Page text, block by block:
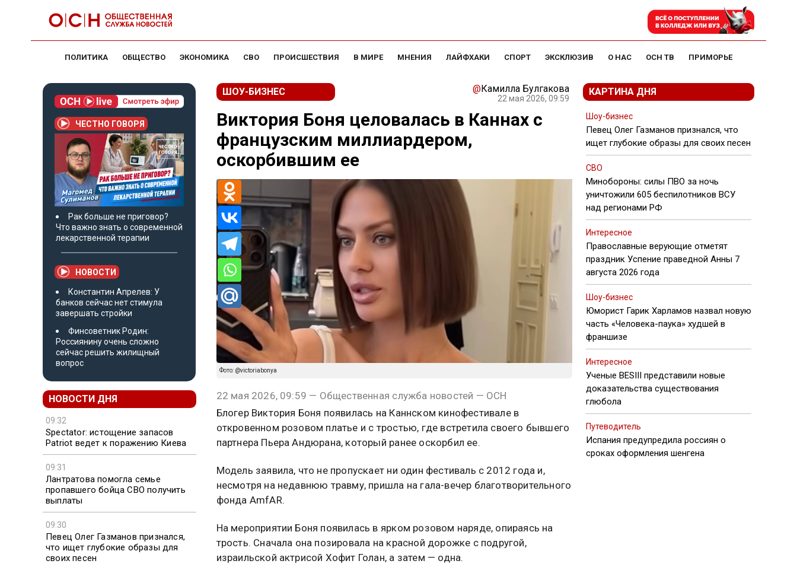
ПОЛИТИКА ОБЩЕСТВО ЭКОНОМИКА СВО ПРОИСШЕСТВИЯ В МИРЕ МНЕНИЯ ЛАЙФХАКИ СПОРТ ЭКСКЛЮЗИВ О НАС ОСН ТВ ПРИМОРЬЕ
ЧЕСТНО ГОВОРЯ
Рак больше не приговор?
Что важно знать о современной
лекарственной терапии
НОВОСТИ
Константин Апрелев: У
банков сейчас нет стимула
завершать стройки
Финсоветник Родин:
Россиянину очень сложно
сейчас решить жилищный
вопрос
НОВОСТИ ДНЯ
09:32
Spectator: истощение запасов
Patriot ведет к поражению Киева
09:31
Лантратова помогла семье
пропавшего бойца СВО получить
выплаты
09:30
Певец Олег Газманов признался,
что ищет глубокие образы для
своих песен
ШОУ-БИЗНЕС @Камилла Булгакова
22 мая 2026, 09:59
Виктория Боня целовалась в Каннах с
французским миллиардером,
оскорбившим ее
Фото: @victoriabonya
22 мая 2026, 09:59 — Общественная служба новостей — ОСН
Блогер Виктория Боня появилась на Каннском кинофестивале в
откровенном розовом платье и с тростью, где встретила своего бывшего
партнера Пьера Андюрана, который ранее оскорбил ее.
Модель заявила, что не пропускает ни один фестиваль с 2012 года и,
несмотря на недавнюю травму, пришла на гала-вечер благотворительного
фонда AmfAR.
На мероприятии Боня появилась в ярком розовом наряде, опираясь на
трость. Сначала она позировала на красной дорожке с подругой,
израильской актрисой Хофит Голан, а затем — одна.
КАРТИНА ДНЯ
Шоу-бизнес
Певец Олег Газманов признался, что
ищет глубокие образы для своих песен
СВО
Минобороны: силы ПВО за ночь
уничтожили 605 беспилотников ВСУ
над регионами РФ
Интересное
Православные верующие отметят
праздник Успение праведной Анны 7
августа 2026 года
Шоу-бизнес
Юморист Гарик Харламов назвал новую
часть «Человека-паука» худшей в
франшизе
Интересное
Ученые BESIII представили новые
доказательства существования
глюбола
Путеводитель
Испания предупредила россиян о
сроках оформления шенгена